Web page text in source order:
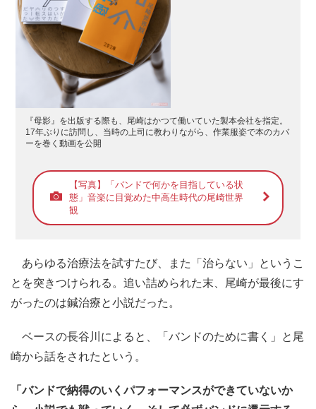
『母影』を出版する際も、尾崎はかつて働いていた製本会社を指定。
17年ぶりに訪問し、当時の上司に教わりながら、作業服姿で本のカバ
ーを巻く動画を公開
【写真】「バンドで何かを目指している状
態」音楽に目覚めた中高生時代の尾崎世界
観
あらゆる治療法を試すたび、また「治らない」というこ
とを突きつけられる。追い詰められた末、尾崎が最後にす
がったのは鍼治療と小説だった。
ベースの長谷川によると、「バンドのために書く」と尾
崎から話をされたという。
「バンドで納得のいくパフォーマンスができていないか